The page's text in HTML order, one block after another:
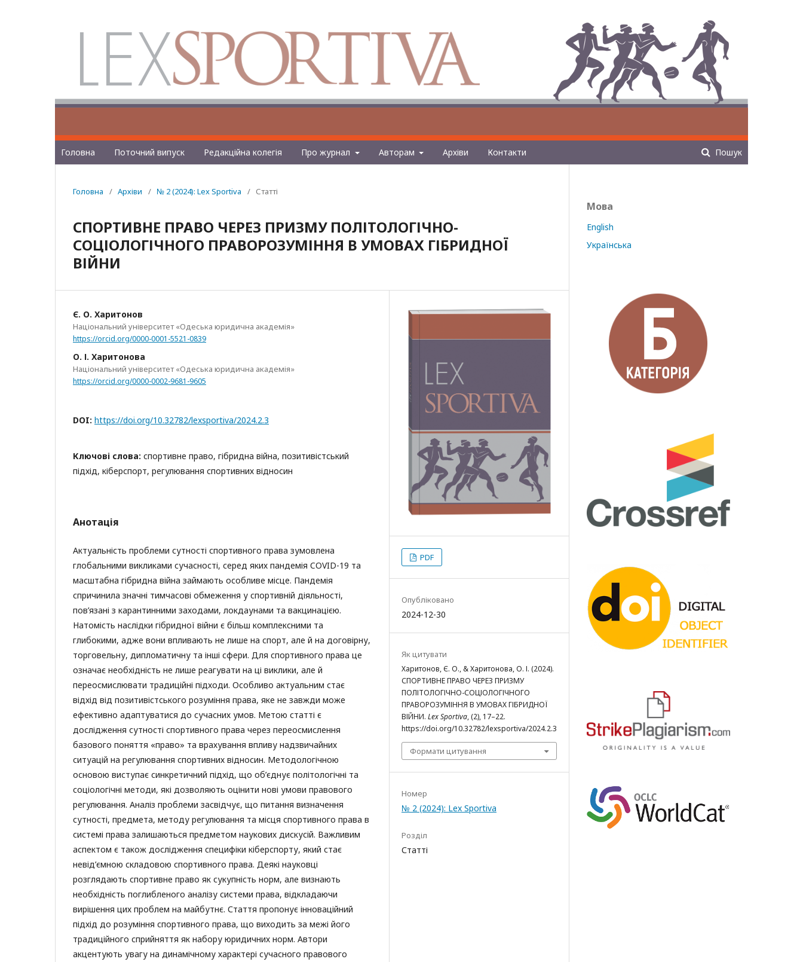
Головна Поточний випуск Редакційна колегія Про журнал Авторам Архіви Контакти Пошук
Головна / Архіви / № 2 (2024): Lex Sportiva / Статті
СПОРТИВНЕ ПРАВО ЧЕРЕЗ ПРИЗМУ ПОЛІТОЛОГІЧНО-
СОЦІОЛОГІЧНОГО ПРАВОРОЗУМІННЯ В УМОВАХ ГІБРИДНОЇ
ВІЙНИ
Є. О. Харитонов
Національний університет «Одеська юридична академія»
https://orcid.org/0000-0001-5521-0839
О. І. Харитонова
Національний університет «Одеська юридична академія»
https://orcid.org/0000-0002-9681-9605
DOI: https://doi.org/10.32782/lexsportiva/2024.2.3
Ключові слова: спортивне право, гібридна війна, позитивістський
підхід, кіберспорт, регулювання спортивних відносин
Анотація
Актуальність проблеми сутності спортивного права зумовлена
глобальними викликами сучасності, серед яких пандемія COVID-19 та
масштабна гібридна війна займають особливе місце. Пандемія
спричинила значні тимчасові обмеження у спортивній діяльності,
пов’язані з карантинними заходами, локдаунами та вакцинацією.
Натомість наслідки гібридної війни є більш комплексними та
глибокими, адже вони впливають не лише на спорт, але й на договірну,
торговельну, дипломатичну та інші сфери. Для спортивного права це
означає необхідність не лише реагувати на ці виклики, але й
переосмислювати традиційні підходи. Особливо актуальним стає
відхід від позитивістського розуміння права, яке не завжди може
ефективно адаптуватися до сучасних умов. Метою статті є
дослідження сутності спортивного права через переосмислення
базового поняття «право» та врахування впливу надзвичайних
ситуацій на регулювання спортивних відносин. Методологічною
основою виступає синкретичний підхід, що об’єднує політологічні та
соціологічні методи, які дозволяють оцінити нові умови правового
регулювання. Аналіз проблеми засвідчує, що питання визначення
сутності, предмета, методу регулювання та місця спортивного права в
системі права залишаються предметом наукових дискусій. Важливим
аспектом є також дослідження специфіки кіберспорту, який стає
невід’ємною складовою спортивного права. Деякі науковці
розглядають спортивне право як сукупність норм, але визнають
необхідність поглибленого аналізу системи права, відкладаючи
вирішення цих проблем на майбутнє. Стаття пропонує інноваційний
підхід до розуміння спортивного права, що виходить за межі його
традиційного сприйняття як набору юридичних норм. Автори
акцентують увагу на динамічному характері сучасного правового
PDF
Опубліковано
2024-12-30
Як цитувати
Харитонов, Є. О., & Харитонова, О. І. (2024).
СПОРТИВНЕ ПРАВО ЧЕРЕЗ ПРИЗМУ
ПОЛІТОЛОГІЧНО-СОЦІОЛОГІЧНОГО
ПРАВОРОЗУМІННЯ В УМОВАХ ГІБРИДНОЇ
ВІЙНИ. Lex Sportiva, (2), 17–22.
https://doi.org/10.32782/lexsportiva/2024.2.3
Формати цитування
Номер
№ 2 (2024): Lex Sportiva
Розділ
Статті
Мова
English
Українська